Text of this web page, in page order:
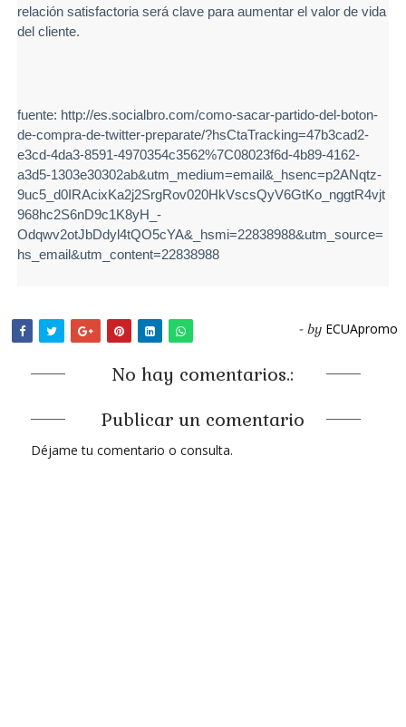
relación satisfactoria será clave para aumentar el valor de vida
del cliente.
fuente: http://es.socialbro.com/como-sacar-partido-del-boton-
de-compra-de-twitter-preparate/?hsCtaTracking=47b3cad2-
e3cd-4da3-8591-4970354c3562%7C08023f6d-4b89-4162-
a3d5-1303e30302ab&utm_medium=email&_hsenc=p2ANqtz-
9uc5_d0IRAcixKa2j2SrgRov020HkVscsQyV6GtKo_nggtR4vjt
968hc2S6nD9c1K8yH_-
Odqwv2otJbDdyl4tQO5cYA&_hsmi=22838988&utm_source=
hs_email&utm_content=22838988
- by ECUApromo
No hay comentarios.:
Publicar un comentario
Déjame tu comentario o consulta.